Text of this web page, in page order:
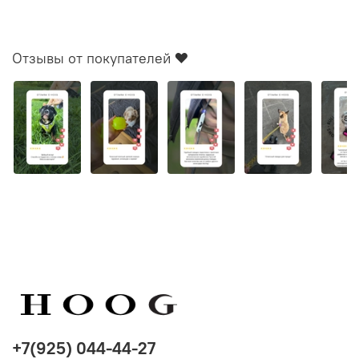
покупки мы заменим или произведем полный возврат
при возникновении гарантийной ситуации. Гарантия
распространяется на работу механизмов, целостность
строчки и другое состояние амуниции, исключая
естественный износ и механическое вмешательство.
Отзывы от покупателей ❤️
+7(925) 044-44-27